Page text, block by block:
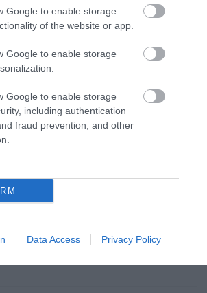
Google to enable storage
of the website or app.
Google to enable storage
Google to enable storage
including authentication
fraud prevention, and other
Data Access Privacy Policy
HOLTAN SZÁLLÍTOTTÁK HAZA A 80 ÉVES
2026. augusztus 06|Riasztó
GÁRDONYI MESEKERT VÁRJA A
CSALÁDOKAT – HÁROM NAPON ÁT ING...
2026. augusztus 06
2026. augusztus 06 |Mindenki ügye